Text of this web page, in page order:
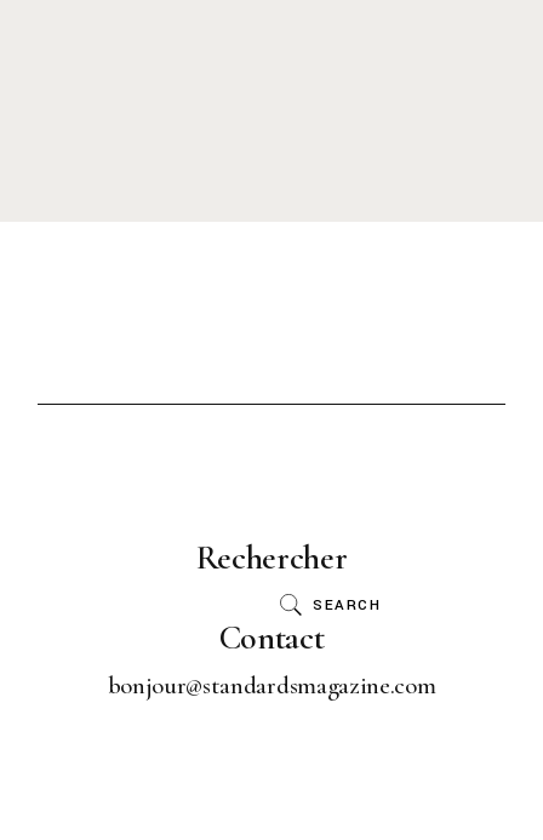
Rechercher
SEARCH
Contact
bonjour@standardsmagazine.com